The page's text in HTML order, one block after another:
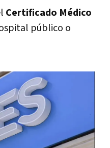
Certificado Médico
público o